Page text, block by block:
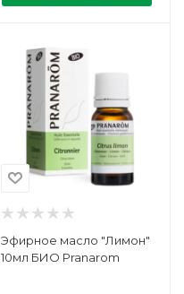
Эфирное масло "Лимон"
10мл БИО Pranarom